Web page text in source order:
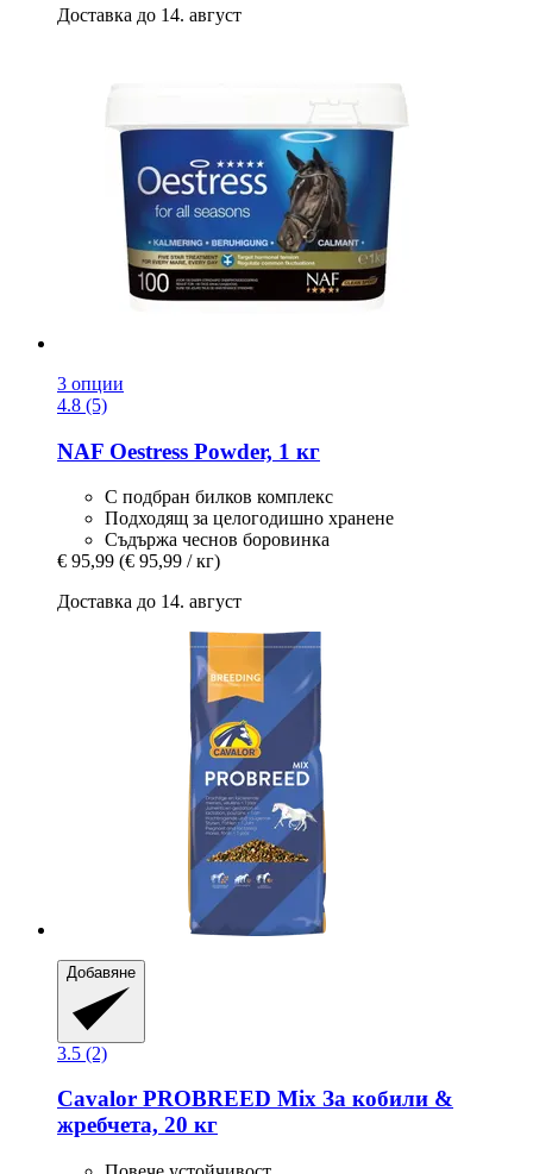
Доставка до 14. август
3 опции
4.8 (5)
NAF Oestress Powder, 1 кг
С подбран билков комплекс
Подходящ за целогодишно хранене
Съдържа чеснов боровинка
€ 95,99 (€ 95,99 / кг)
Доставка до 14. август
Добавяне
3.5 (2)
Cavalor PROBREED Mix За кобили &
жребчета, 20 кг